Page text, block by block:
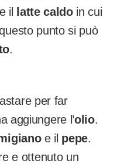
il latte caldoin cui
punto si può
.
per far
aggiungere l’olio.
e il pepe.
e ottenuto un